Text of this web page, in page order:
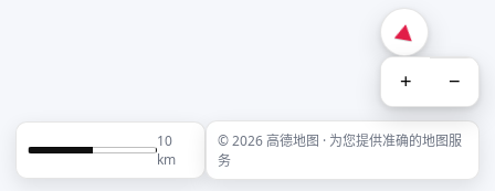
+ −
10
km
© 2026 高德地图 · 为您提供准确的地图服
务